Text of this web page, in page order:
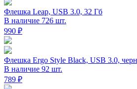
Флешка Leap, USB 3.0, 32 Гб
В наличие 726 шт.
990 ₽
Флешка Ergo Style Black, USB 3.0,
В наличие 92 шт.
789 ₽